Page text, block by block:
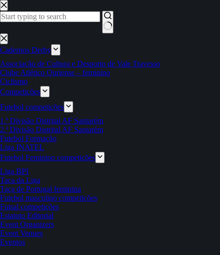
Pular
para
o
Sem
resultados
Cadernos Derby
Associação de Cultura e Desporto de Vale Travesso
Clube Atlético Ouriense – feminino
Ciclismo
Competições
Futebol competições
1.ª Divisão Distrital AF Santarém
2.ª Divisão Distrital AF Santarém
Futebol Formação
Liga INATEL
Futebol Feminino competições
Liga BPI
Taça da Liga
Taça de Portugal feminina
Futebol masculino competições
Futsal competições
Estatuto Editorial
Event Organizers
Event Venues
Eventos